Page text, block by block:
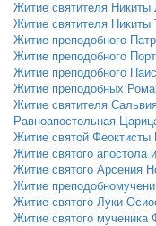
Житие святителя Никиты
Житие святителя Никиты
Житие преподобного
Житие преподобного
Житие преподобного
Житие преподобных
Житие святителя
Равноапостольная
Житие святой Феоктисты
Житие святого апостола
Житие святого Арсения
Житие
Житие святого Луки
Житие святого мученика